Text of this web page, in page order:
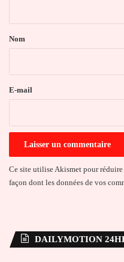
a
e
Nom
E-mail
Ce site utilise Akismet pour réduire
façon dont les données de vos
DAILYMOTION